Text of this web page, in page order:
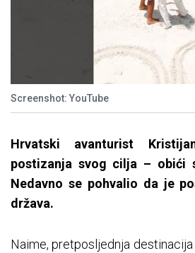
Screenshot: YouTube
Hrvatski avanturist
postizanja svog cilja – obići
Nedavno se pohvalio da je
država.
Naime, pretposljednja